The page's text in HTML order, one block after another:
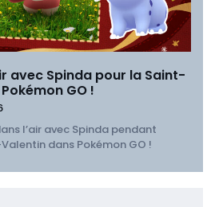
avec Spinda pour la Saint-
GO !
l’air avec Spinda pendant
dans Pokémon GO !